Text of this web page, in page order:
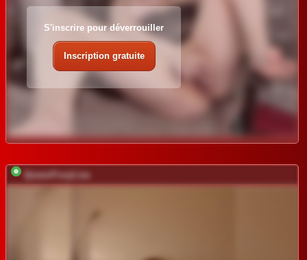
S'inscrire pour déverrouiller
Inscription gratuite
QueenFoxyLisa